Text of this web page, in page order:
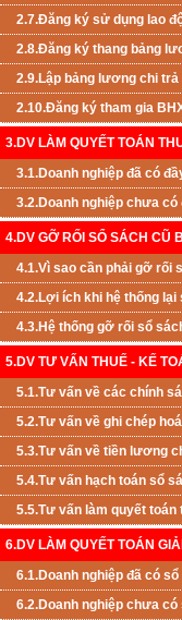
2.7.Đăng ký sử dụng lao
2.8.Đăng ký thang bảng
2.9.Lập bảng lương chi trả
2.10.Đăng ký tham gia
3.DV LÀM QUYẾT TOÁN
3.1.Doanh nghiệp đã có
3.2.Doanh nghiệp chưa có
4.DV GỠ RỐI SỔ SÁCH CŨ
4.1.Vì sao cần phải gỡ rối
4.2.Lợi ích khi hệ thống lại
4.3.Hệ thống gỡ rối sổ
5.DV TƯ VẤN THUẾ - KẾ
5.1.Tư vấn về các chính
5.2.Tư vấn về ghi chép
5.3.Tư vấn về tiền lương
5.4.Tư vấn hạch toán sổ
5.5.Tư vấn làm quyết toán
6.DV LÀM QUYẾT TOÁN
6.1.Doanh nghiệp đã có
6.2.Doanh nghiệp chưa